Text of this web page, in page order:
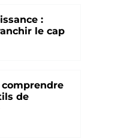
:
le cap
de